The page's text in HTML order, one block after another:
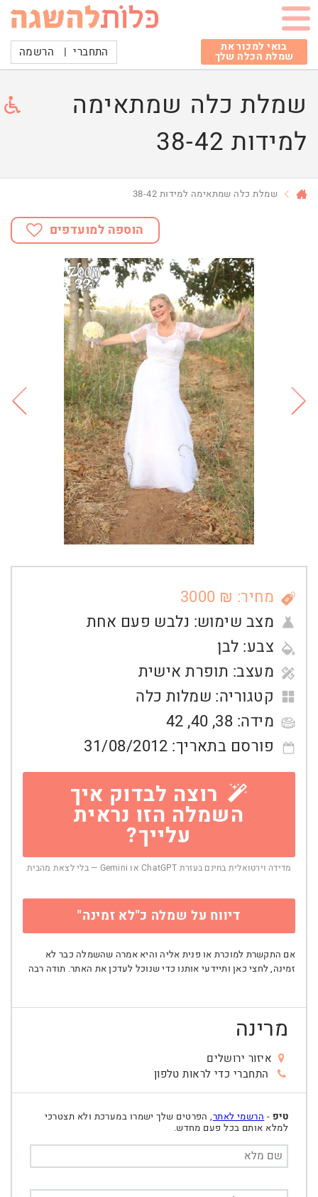
בואי למכור את
שמלת הכלה שלך התחברי | הרשמה
שמלת כלה שמתאימה
למידות 38-42
שמלת כלה שמתאימה למידות 38-42
הוספה למועדפים
מחיר: ₪ 3000
מצב שימוש: נלבש פעם אחת
צבע: לבן
מעצב: תופרת אישית
קטגוריה: שמלות כלה
מידה: 38
,
40
,
42
פורסם בתאריך: 31/08/2012
רוצה לבדוק איך
השמלה הזו נראית
עלייך?
מדידה וירטואלית בחינם בעזרת ChatGPT או Gemini — בלי לצאת מהבית
דיווח על שמלה כ"לא זמינה"
אם התקשרת למוכרת או פנית אליה והיא אמרה שהשמלה כבר לא
זמינה, לחצי כאן ותיידעי אותנו כדי שנוכל לעדכן את האתר. תודה רבה
מרינה
איזור ירושלים
התחברי כדי לראות טלפון
טיפ - הרשמי לאתר, הפרטים שלך ישמרו במערכת ולא תצטרכי
למלא אותם בכל פעם מחדש.